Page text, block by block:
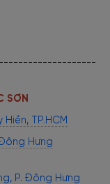
SƠN
TP.HCM
Hưng
P. Đông Hưng